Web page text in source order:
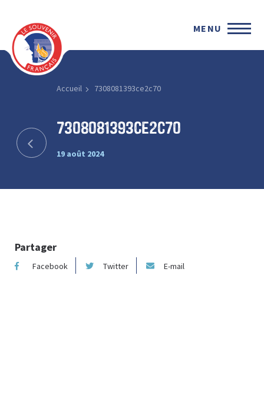
MENU
Accueil 7308081393ce2c70
7308081393ce2c70
19 août 2024
Partager
Facebook Twitter E-mail